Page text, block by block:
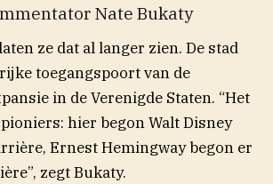
Nate Bukaty
ze dat al langer zien. De stad
toegangspoort van de
in de Verenigde Staten. “Het
hier begon Walt Disney
Ernest Hemingway begon er
zegt Bukaty.